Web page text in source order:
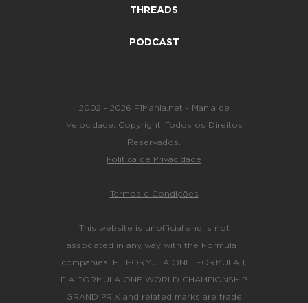
THREADS
PODCAST
2002 - 2026 F1Mania.net - Mania de
Velocidade. Copyright. Todos os Direitos
Reservados.
Política de Privacidade
-
Termos e Condições
This website is unofficial and is not
associated in any way with the Formula 1
companies. F1, FORMULA ONE, FORMULA 1,
FIA FORMULA ONE WORLD CHAMPIONSHIP,
GRAND PRIX and related marks are trade